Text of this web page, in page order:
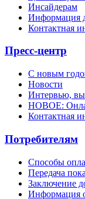
Инсайдерам
Информация
Контактная
Пресс-центр
С новым
Новости
Интервью,
НОВОЕ:
Контактная
Потребителям
Способы
Передача
Заключение
Информация